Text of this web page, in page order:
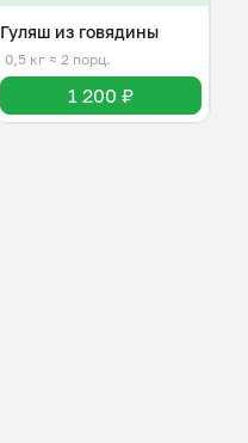
Гуляш из говядины
0,5 кг ≈ 2 порц.
1 200 ₽